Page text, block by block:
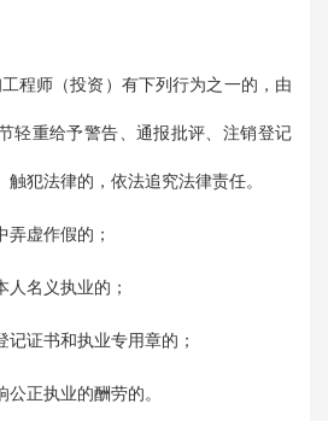
程师（投资）有下列行为之一的，由
轻重给予警告、通报批评、注销登记
犯法律的，依法追究法律责任。
弄虚作假的；
人名义执业的；
记证书和执业专用章的；
公正执业的酬劳的。